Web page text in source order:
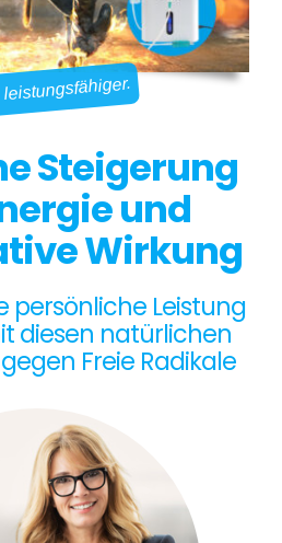
Steigerung
und
Wirkung
persönliche Leistung
diesen natürlichen
Freie Radikale